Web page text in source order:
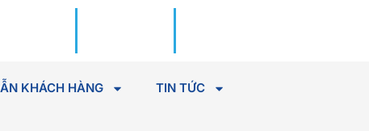
KHÁCH HÀNG TIN TỨC